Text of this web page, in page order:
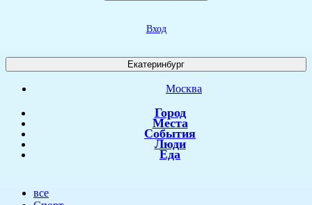
Вход
Екатеринбург
Москва
Город
Места
События
Люди
Еда
все